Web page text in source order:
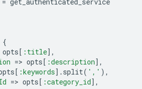
{
opts[ :title] ,
=> opts[ :description] ,
[ :keywords]. split( ',' ),
=> opts[ :category_id] ,